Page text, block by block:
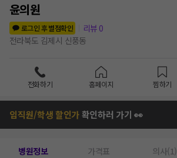
윤의원
로그인 후 별점확인
리뷰 0
전라북도 김제시 신풍동
전화하기 홈페이지 찜하기
임직원/학생 할인가확인하러 가기 👀
병원정보 가격표 의사(1)